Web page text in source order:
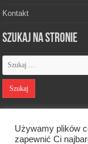
Kontakt
Szukaj na stronie
Używamy plików
zapewnić Ci